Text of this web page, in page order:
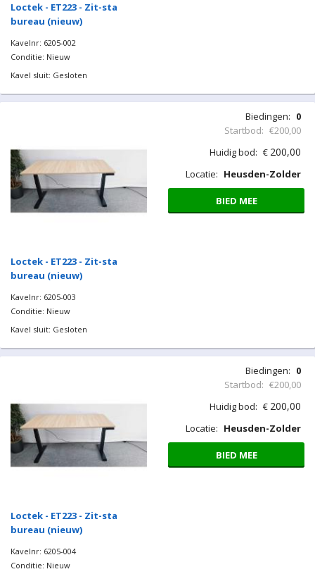
Loctek - ET223 - Zit-sta
bureau (nieuw)
Kavelnr: 6205-002
Conditie: Nieuw
Kavel sluit: Gesloten
Loctek - ET223 - Zit-sta
bureau (nieuw)
Kavelnr: 6205-003
Conditie: Nieuw
Kavel sluit: Gesloten
Biedingen: 0
Startbod: €200,00
Huidig bod: € 200,00
Locatie: Heusden-Zolder
BIED MEE
Loctek - ET223 - Zit-sta
bureau (nieuw)
Kavelnr: 6205-004
Conditie: Nieuw
Biedingen: 0
Startbod: €200,00
Huidig bod: € 200,00
Locatie: Heusden-Zolder
BIED MEE